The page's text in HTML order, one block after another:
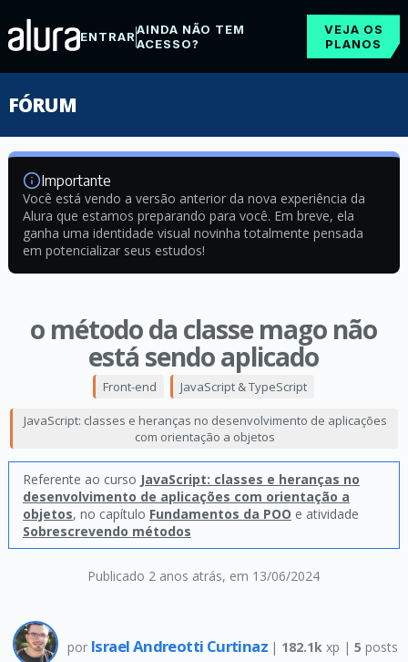
ENTRARAINDA NÃO TEM
ACESSO?
VEJA OS
PLANOS
FÓRUM
Importante
Você está vendo a versão anterior da nova experiência da
Alura que estamos preparando para você. Em breve, ela
ganha uma identidade visual novinha totalmente pensada
em potencializar seus estudos!
o método da classe mago não
está sendo aplicado
Publicado 2 anos atrás, em 13/06/2024
Front-end JavaScript & TypeScript
JavaScript: classes e heranças no desenvolvimento de aplicações
com orientação a objetos
Referente ao curso JavaScript: classes e heranças no
desenvolvimento de aplicações com orientação a
objetos, no capítulo Fundamentos da POO e atividade
Sobrescrevendo métodos
por Israel Andreotti Curtinaz | 182.1k xp |5 posts